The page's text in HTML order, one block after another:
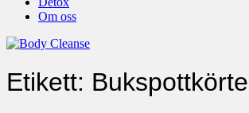
Om oss
Etikett: